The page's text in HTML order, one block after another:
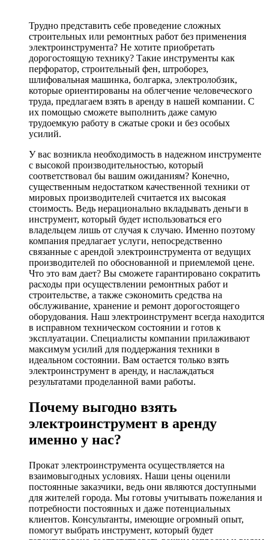
Трудно представить себе проведение сложных
строительных или ремонтных работ без применения
электроинструмента? Не хотите приобретать
дорогостоящую технику? Такие инструменты как
перфоратор, строительный фен, штроборез,
шлифовальная машинка, болгарка, электролобзик,
которые ориентированы на облегчение человеческого
труда, предлагаем взять в аренду в нашей компании. С
их помощью сможете выполнить даже самую
трудоемкую работу в сжатые сроки и без особых
усилий.
У вас возникла необходимость в надежном инструменте
с высокой производительностью, который
соответствовал бы вашим ожиданиям? Конечно,
существенным недостатком качественной техники от
мировых производителей считается их высокая
стоимость. Ведь нерационально вкладывать деньги в
инструмент, который будет использоваться его
владельцем лишь от случая к случаю. Именно поэтому
компания предлагает услуги, непосредственно
связанные с арендой электроинструмента от ведущих
производителей по обоснованной и приемлемой цене.
Что это вам дает? Вы сможете гарантировано сократить
расходы при осуществлении ремонтных работ и
строительстве, а также сэкономить средства на
обслуживание, хранение и ремонт дорогостоящего
оборудования. Наш электроинструмент всегда находится
в исправном техническом состоянии и готов к
эксплуатации. Специалисты компании прилаживают
максимум усилий для поддержания техники в
идеальном состоянии. Вам остается только взять
электроинструмент в аренду, и наслаждаться
результатами проделанной вами работы.
Почему выгодно взять
электроинструмент в аренду
именно у нас?
Прокат электроинструмента осуществляется на
взаимовыгодных условиях. Наши цены оценили
постоянные заказчики, ведь они являются доступными
для жителей города. Мы готовы учитывать пожелания и
потребности постоянных и даже потенциальных
клиентов. Консультанты, имеющие огромный опыт,
помогут выбрать инструмент, который будет